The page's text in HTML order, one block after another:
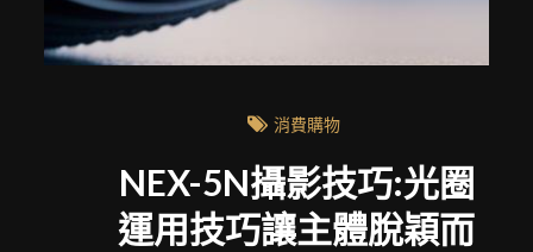
消費購物
NEX-5N攝影技巧:光圈
運用技巧讓主體脫穎而